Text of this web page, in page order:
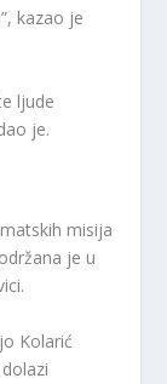
kazao je
ljude
je.
misija
je u
Kolarić